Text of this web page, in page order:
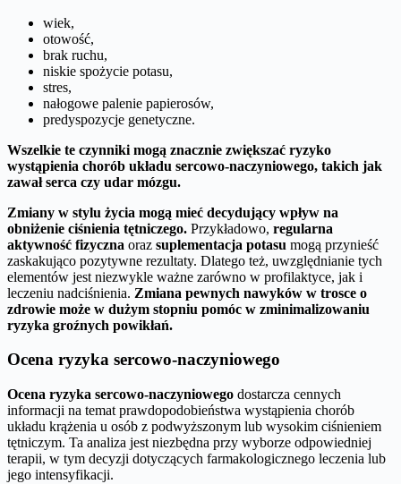
wiek,
otowość,
brak ruchu,
niskie spożycie potasu,
stres,
nałogowe palenie papierosów,
predyspozycje genetyczne.
Wszelkie te czynniki mogą znacznie zwiększać ryzyko
wystąpienia chorób układu sercowo-naczyniowego, takich jak
zawał serca czy udar mózgu.
Zmiany w stylu życia mogą mieć decydujący wpływ na
obniżenie ciśnienia tętniczego. Przykładowo, regularna
aktywność fizyczna oraz suplementacja potasu mogą przynieść
zaskakująco pozytywne rezultaty. Dlatego też, uwzględnianie tych
elementów jest niezwykle ważne zarówno w profilaktyce, jak i
leczeniu nadciśnienia. Zmiana pewnych nawyków w trosce o
zdrowie może w dużym stopniu pomóc w zminimalizowaniu
ryzyka groźnych powikłań.
Ocena ryzyka sercowo-naczyniowego
Ocena ryzyka sercowo-naczyniowego dostarcza cennych
informacji na temat prawdopodobieństwa wystąpienia chorób
układu krążenia u osób z podwyższonym lub wysokim ciśnieniem
tętniczym. Ta analiza jest niezbędna przy wyborze odpowiedniej
terapii, w tym decyzji dotyczących farmakologicznego leczenia lub
jego intensyfikacji.